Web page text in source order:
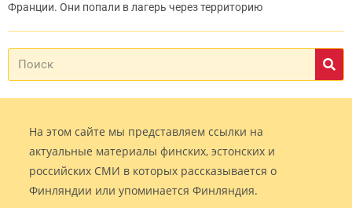
Франции. Они попали в лагерь через территорию
На этом сайте мы представляем ссылки на
актуальные материалы финских, эстонских и
российских СМИ в которых рассказывается о
Финляндии или упоминается Финляндия.